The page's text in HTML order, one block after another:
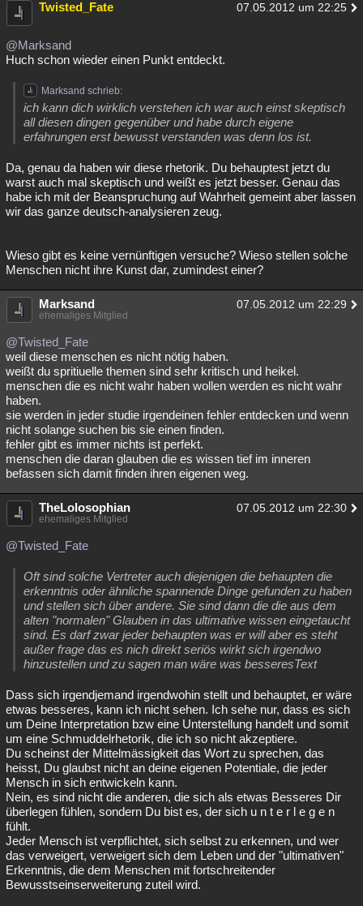
Twisted_Fate 07.05.2012 um 22:25
@Marksand
Huch schon wieder einen Punkt entdeckt.
Marksand schrieb:
ich kann dich wirklich verstehen ich war auch einst skeptisch
all diesen dingen gegenüber und habe durch eigene
erfahrungen erst bewusst verstanden was denn los ist.
Da, genau da haben wir diese rhetorik. Du behauptest jetzt du
warst auch mal skeptisch und weißt es jetzt besser. Genau das
habe ich mit der Beanspruchung auf Wahrheit gemeint aber lassen
wir das ganze deutsch-analysieren zeug.
Wieso gibt es keine vernünftigen versuche? Wieso stellen solche
Menschen nicht ihre Kunst dar, zumindest einer?
Marksand 07.05.2012 um 22:29
ehemaliges Mitglied
@Twisted_Fate
weil diese menschen es nicht nötig haben.
weißt du spritiuelle themen sind sehr kritisch und heikel.
menschen die es nicht wahr haben wollen werden es nicht wahr
haben.
sie werden in jeder studie irgendeinen fehler entdecken und wenn
nicht solange suchen bis sie einen finden.
fehler gibt es immer nichts ist perfekt.
menschen die daran glauben die es wissen tief im inneren
befassen sich damit finden ihren eigenen weg.
TheLolosophian 07.05.2012 um 22:30
ehemaliges Mitglied
@Twisted_Fate
Oft sind solche Vertreter auch diejenigen die behaupten die
erkenntnis oder ähnliche spannende Dinge gefunden zu haben
und stellen sich über andere. Sie sind dann die die aus dem
alten "normalen" Glauben in das ultimative wissen eingetaucht
sind. Es darf zwar jeder behaupten was er will aber es steht
außer frage das es nich direkt seriös wirkt sich irgendwo
hinzustellen und zu sagen man wäre was besseresText
Dass sich irgendjemand irgendwohin stellt und behauptet, er wäre
etwas besseres, kann ich nicht sehen. Ich sehe nur, dass es sich
um Deine Interpretation bzw eine Unterstellung handelt und somit
um eine Schmuddelrhetorik, die ich so nicht akzeptiere.
Du scheinst der Mittelmässigkeit das Wort zu sprechen, das
heisst, Du glaubst nicht an deine eigenen Potentiale, die jeder
Mensch in sich entwickeln kann.
Nein, es sind nicht die anderen, die sich als etwas Besseres Dir
überlegen fühlen, sondern Du bist es, der sich u n t e r l e g e n
fühlt.
Jeder Mensch ist verpflichtet, sich selbst zu erkennen, und wer
das verweigert, verweigert sich dem Leben und der "ultimativen"
Erkenntnis, die dem Menschen mit fortschreitender
Bewusstseinserweiterung zuteil wird.